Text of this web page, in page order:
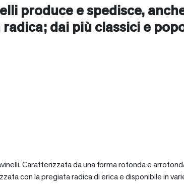
produce e spedisce,
dai più classici e
Caratterizzata da una forma rotonda e
con la pregiata radica di erica e disponibile in